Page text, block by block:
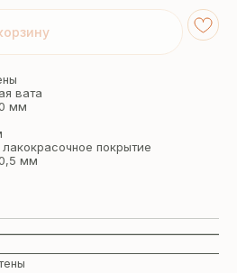
вата
мм
покрытие
мм